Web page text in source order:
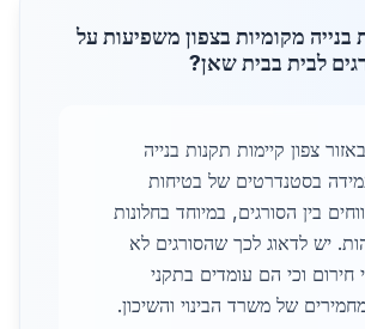
בנייה מקומיות בצפון משפיעות על
לבית בבית שאן?
צפון קיימות תקנות בנייה
בסטנדרטים של בטיחות
בין הסורגים, במיוחד בחלונות
יש לדאוג לכך שהסורגים לא
חירום וכי הם עומדים בתקני
של משרד הבינוי והשיכון.